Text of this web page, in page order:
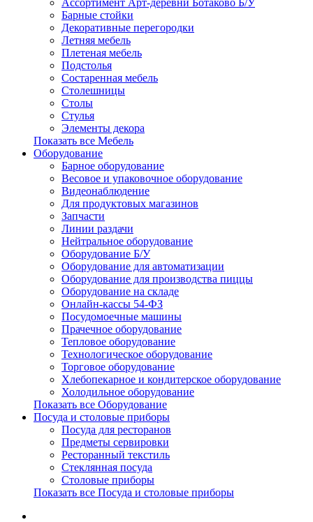
Ассортимент Арт-деревни Ботаково Б/У
Барные стойки
Декоративные перегородки
Летняя мебель
Плетеная мебель
Подстолья
Состаренная мебель
Столешницы
Столы
Стулья
Элементы декора
Показать все Мебель
Оборудование
Барное оборудование
Весовое и упаковочное оборудование
Видеонаблюдение
Для продуктовых магазинов
Запчасти
Линии раздачи
Нейтральное оборудование
Оборудование Б/У
Оборудование для автоматизации
Оборудование для производства пиццы
Оборудование на складе
Онлайн-кассы 54-ФЗ
Посудомоечные машины
Прачечное оборудование
Тепловое оборудование
Технологическое оборудование
Торговое оборудование
Хлебопекарное и кондитерское оборудование
Холодильное оборудование
Показать все Оборудование
Посуда и столовые приборы
Посуда для ресторанов
Предметы сервировки
Ресторанный текстиль
Стеклянная посуда
Столовые приборы
Показать все Посуда и столовые приборы